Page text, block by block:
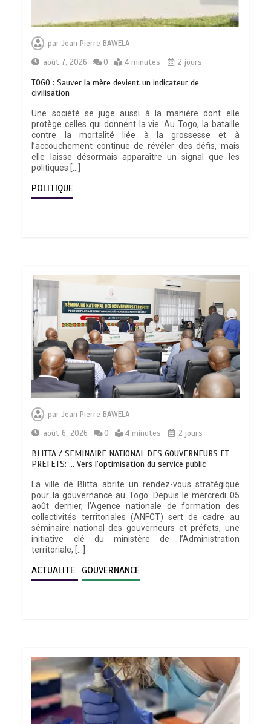
parJean Pierre BAWELA
août 7, 2026
0 4 minutes 2 jours
TOGO : Sauver la mère devient un indicateur de
civilisation
Une société se juge aussi à la manière dont elle
protège celles qui donnent la vie. Au Togo, la bataille
contre la mortalité liée à la grossesse et à
l’accouchement continue de révéler des défis, mais
elle laisse désormais apparaître un signal que les
politiques […]
POLITIQUE
parJean Pierre BAWELA
août 6, 2026
0 4 minutes 2 jours
BLITTA / SEMINAIRE NATIONAL DES GOUVERNEURS ET
PREFETS: … Vers l’optimisation du service public
La ville de Blitta abrite un rendez-vous stratégique
pour la gouvernance au Togo. Depuis le mercredi 05
août dernier, l’Agence nationale de formation des
collectivités territoriales (ANFCT) sert de cadre au
séminaire national des gouverneurs et préfets, une
initiative clé du ministère de l’Administration
territoriale, […]
ACTUALITE GOUVERNANCE